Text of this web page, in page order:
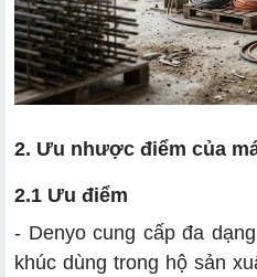
2. Ưu nhược điểm của
2.1 Ưu điểm
- Denyo cung cấp đa
khúc dùng trong hộ sản